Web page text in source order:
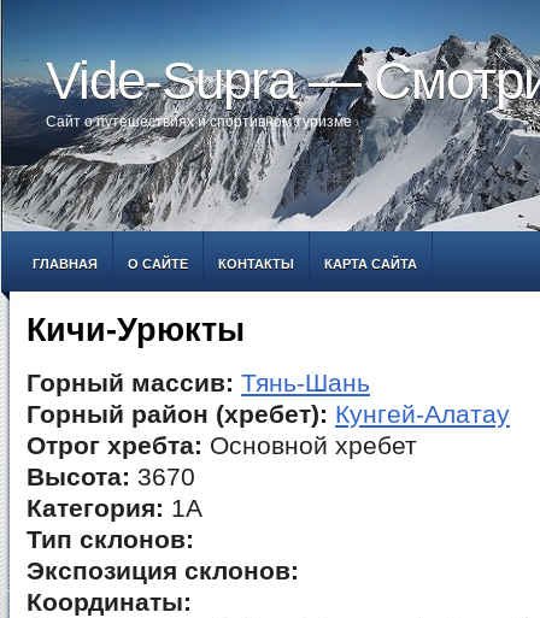
Vide-Supra —
Сайт о путешествиях и спортивном туризме
ГЛАВНАЯ О САЙТЕ КОНТАКТЫ КАРТА САЙТА
Кичи-Урюкты
Горный массив: Тянь-Шань
Горный район (хребет): Кунгей-Алатау
Отрог хребта: Основной хребет
Высота: 3670
Категория: 1А
Тип склонов:
Экспозиция склонов:
Координаты: